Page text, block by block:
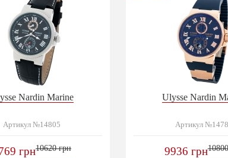
Nardin Marine
Артикул №14805
грн10620 грн
Ulysse Nardin
Артикул
9936 грн